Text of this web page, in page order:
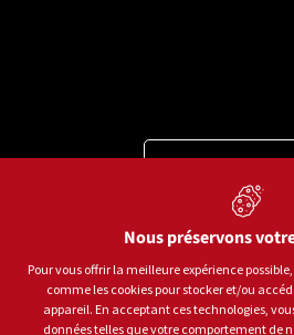
Moyens de paiement acceptés
Français
© 2026Sports aux Puces Rive-
Nous préservons
Pour vous offrir la meilleure expérience
comme les cookies pour stocker et/ou
appareil. En acceptant ces technologies,
données telles que votre comportement de